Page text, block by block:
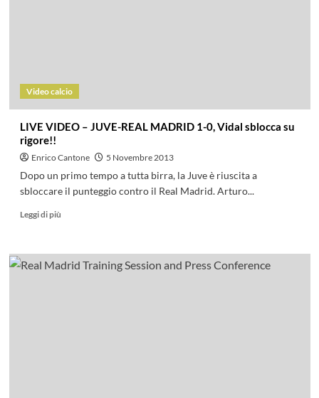
Video calcio
LIVE VIDEO – JUVE-REAL MADRID 1-0, Vidal sblocca su
rigore!!
Enrico Cantone 5 Novembre 2013
Dopo un primo tempo a tutta birra, la Juve è riuscita a
sbloccare il punteggio contro il Real Madrid. Arturo...
Leggi di più